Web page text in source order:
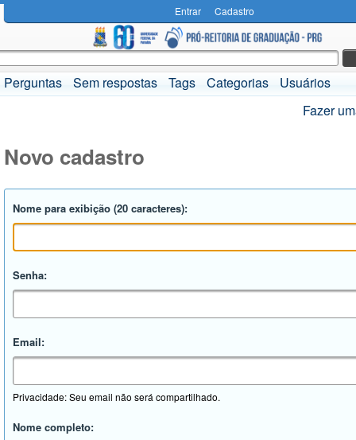
Entrar Cadastro
Perguntas Sem respostas Tags Categorias
Usuários
Fazer
Novo cadastro
Nome para exibição (20 caracteres):
Senha:
Email:
Privacidade: Seu email não será compartilhado.
Nome completo: